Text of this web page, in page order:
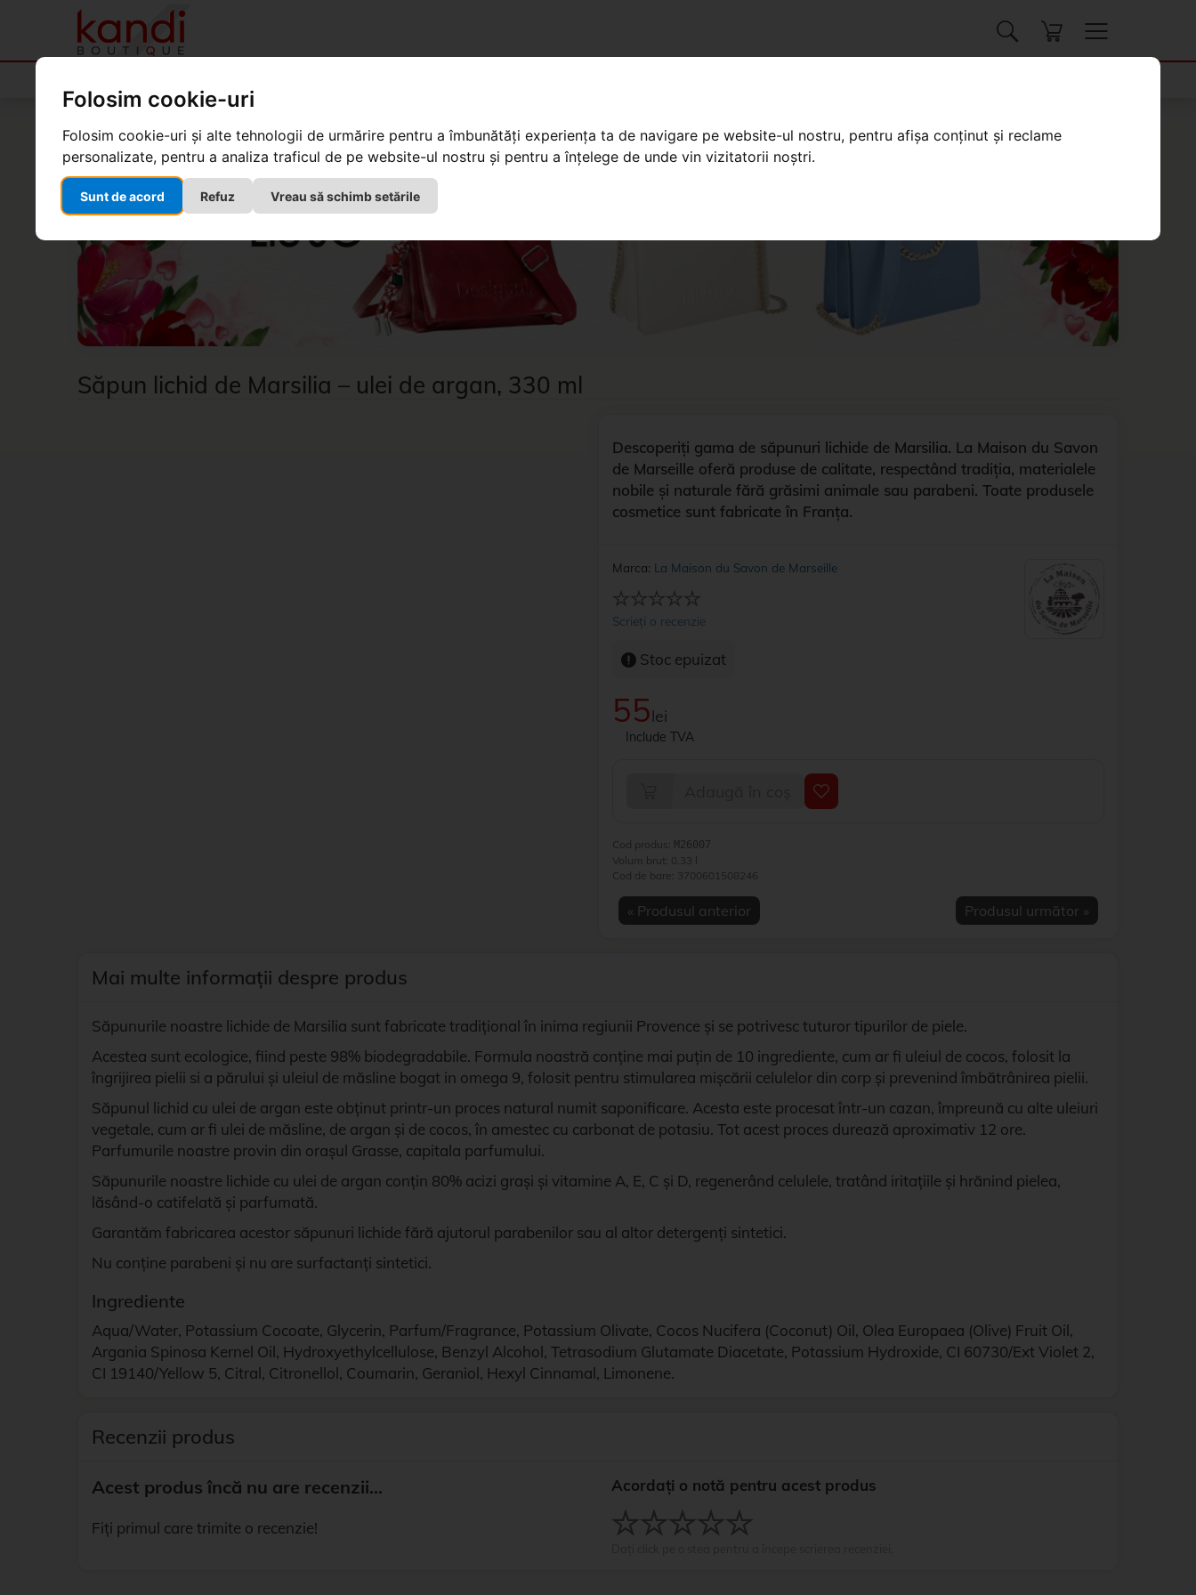
Folosim cookie-uri
Folosim cookie-uri și alte tehnologii de urmărire pentru a îmbunătăți experiența ta de navigare pe website-ul nostru, pentru afișa conținut și reclame
personalizate, pentru a analiza traficul de pe website-ul nostru și pentru a înțelege de unde vin vizitatorii noștri.
Sunt de acord Refuz Vreau să schimb setările
Kandi Boutique Produse
Săpun lichid de Marsilia – ulei de argan, 330 ml
Descoperiți gama de săpunuri lichide de Marsilia. La Maison du Savon
de Marseille oferă produse de calitate, respectând tradiția, materialele
nobile și naturale fără grăsimi animale sau parabeni. Toate produsele
cosmetice sunt fabricate în Franța.
Marca: La Maison du Savon de Marseille
Scrieți o recenzie
Stoc epuizat
55lei
Include TVA
Cod produs: M26007
Volum brut: 0.33 l
Cod de bare: 3700601508246
« Produsul anterior Produsul următor »
Mai multe informații despre produs
Săpunurile noastre lichide de Marsilia sunt fabricate tradițional în inima regiunii Provence și se potrivesc tuturor tipurilor de piele.
Acestea sunt ecologice, fiind peste 98% biodegradabile. Formula noastră conține mai puțin de 10 ingrediente, cum ar fi uleiul de cocos, folosit la
îngrijirea pielii si a părului și uleiul de măsline bogat in omega 9, folosit pentru stimularea mișcării celulelor din corp și prevenind îmbătrânirea pielii.
Săpunul lichid cu ulei de argan este obținut printr-un proces natural numit saponificare. Acesta este procesat într-un cazan, împreună cu alte uleiuri
vegetale, cum ar fi ulei de măsline, de argan și de cocos, în amestec cu carbonat de potasiu. Tot acest proces durează aproximativ 12 ore.
Parfumurile noastre provin din orașul Grasse, capitala parfumului.
Săpunurile noastre lichide cu ulei de argan conțin 80% acizi grași și vitamine A, E, C și D, regenerând celulele, tratând iritațiile și hrănind pielea,
lăsând-o catifelată și parfumată.
Garantăm fabricarea acestor săpunuri lichide fără ajutorul parabenilor sau al altor detergenți sintetici.
Nu conține parabeni și nu are surfactanți sintetici.
Ingrediente
Aqua/Water, Potassium Cocoate, Glycerin, Parfum/Fragrance, Potassium Olivate, Cocos Nucifera (Coconut) Oil, Olea Europaea (Olive) Fruit Oil,
Argania Spinosa Kernel Oil, Hydroxyethylcellulose, Benzyl Alcohol, Tetrasodium Glutamate Diacetate, Potassium Hydroxide, CI 60730/Ext Violet 2,
CI 19140/Yellow 5, Citral, Citronellol, Coumarin, Geraniol, Hexyl Cinnamal, Limonene.
Recenzii produs
Acest produs încă nu are recenzii...
Fiți primul care trimite o recenzie!
Acordați o notă pentru acest produs